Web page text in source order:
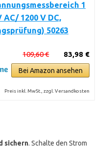
1
AC/ 1200 V DC,
50263
83,98 €
109,60 €
Bei Amazon ansehen
Preis inkl. MwSt., zzgl. Versandkosten
sichern. Schalte den Strom